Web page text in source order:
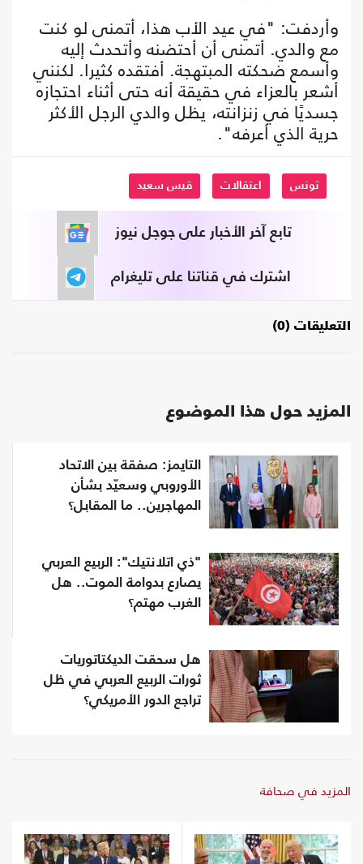
وأردفت: "في عيد الأب هذا، أتمنى لو كنت
مع والدي. أتمنى أن أحتضنه وأتحدث إليه
وأسمع ضحكته المبتهجة. أفتقده كثيرا. لكنني
أشعر بالعزاء في حقيقة أنه حتى أثناء احتجازه
جسديًا في زنزانته، يظل والدي الرجل الأكثر
حرية الذي أعرفه".
تونس اعتقالات قيس سعيد
تابع آخر الأخبار على جوجل نيوز
اشترك في قناتنا على تليغرام
التعليقات (0)
المزيد حول هذا الموضوع
التايمز: صفقة بين الاتحاد
الأوروبي وسعيّد بشأن
المهاجرين.. ما المقابل؟
"ذي اتلانتيك": الربيع العربي
يصارع بدوامة الموت.. هل
الغرب مهتم؟
هل سحقت الديكتاتوريات
ثورات الربيع العربي في ظل
تراجع الدور الأمريكي؟
المزيد في صحافة